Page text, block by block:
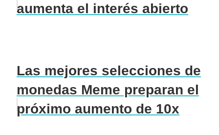
aumenta el interés abierto
Las mejores selecciones de
monedas Meme preparan el
próximo aumento de 10x